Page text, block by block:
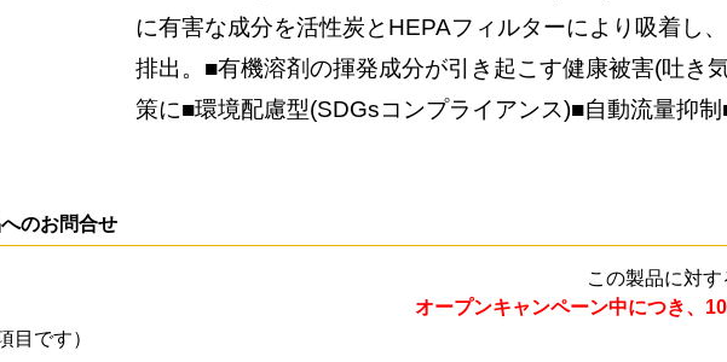
に有害な成分を活性炭とHEPAフィルターにより吸着し
排出。■有機溶剤の揮発成分が引き起こす健康被害(吐き
策に■環境配慮型(SDGsコンプライアンス)■自動流量抑
のお問合せ
この製品に対
オープンキャンペーン中につき、
目です）